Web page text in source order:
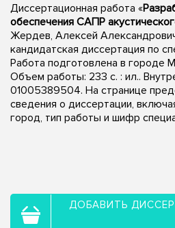
Диссертационная работа «
обеспечения САПР
Жердев, Алексей
кандидатская диссертация по
Работа подготовлена в городе
Объем работы: 233 с. : ил..
01005389504. На странице
сведения о диссертации,
город, тип работы и шифр
ДОБАВИТЬ